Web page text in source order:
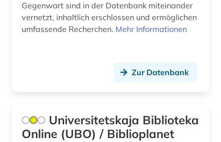
goncarov (1)
grammatik (2)
grossbritannien (2)
großbritannien (15)
gumilev (1)
Gegenwart sind in der Datenbank miteinander
vernetzt, inhaltlich erschlossen und ermöglichen
umfassende Recherchen. Mehr Informationen
Zur Datenbank
Universitetskaja Biblioteka
Online (UBO) / Biblioplanet